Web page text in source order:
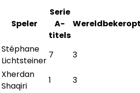
Speler
Serie
A-
titels
Stéphane
Lichtsteiner
7 3
Xherdan
Shaqiri
1 3